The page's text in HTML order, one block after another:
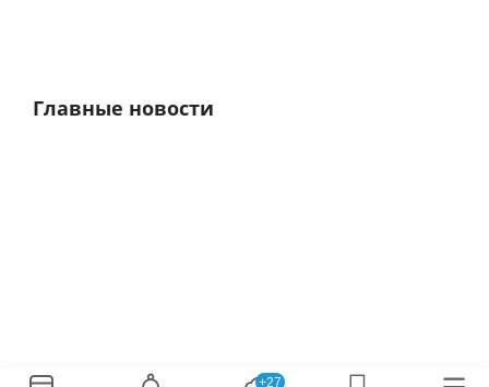
Главные новости
+27